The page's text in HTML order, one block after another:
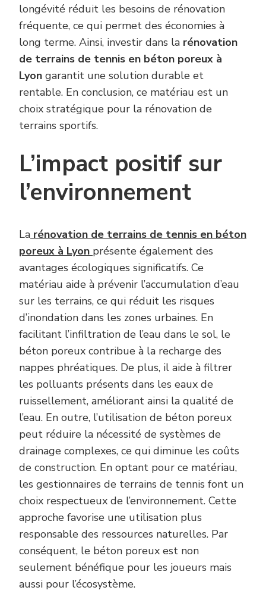
longévité réduit les besoins de rénovation
fréquente, ce qui permet des économies à
long terme. Ainsi, investir dans la rénovation
de terrains de tennis en béton poreux à
Lyon garantit une solution durable et
rentable. En conclusion, ce matériau est un
choix stratégique pour la rénovation de
terrains sportifs.
L’impact positif sur
l’environnement
La rénovation de terrains de tennis en béton
poreux à Lyon présente également des
avantages écologiques significatifs. Ce
matériau aide à prévenir l’accumulation d’eau
sur les terrains, ce qui réduit les risques
d’inondation dans les zones urbaines. En
facilitant l’infiltration de l’eau dans le sol, le
béton poreux contribue à la recharge des
nappes phréatiques. De plus, il aide à filtrer
les polluants présents dans les eaux de
ruissellement, améliorant ainsi la qualité de
l’eau. En outre, l’utilisation de béton poreux
peut réduire la nécessité de systèmes de
drainage complexes, ce qui diminue les coûts
de construction. En optant pour ce matériau,
les gestionnaires de terrains de tennis font un
choix respectueux de l’environnement. Cette
approche favorise une utilisation plus
responsable des ressources naturelles. Par
conséquent, le béton poreux est non
seulement bénéfique pour les joueurs mais
aussi pour l’écosystème.